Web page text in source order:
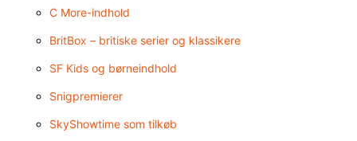
C More-indhold
BritBox – britiske serier og klassikere
SF Kids og børneindhold
Snigpremierer
SkyShowtime som tilkøb